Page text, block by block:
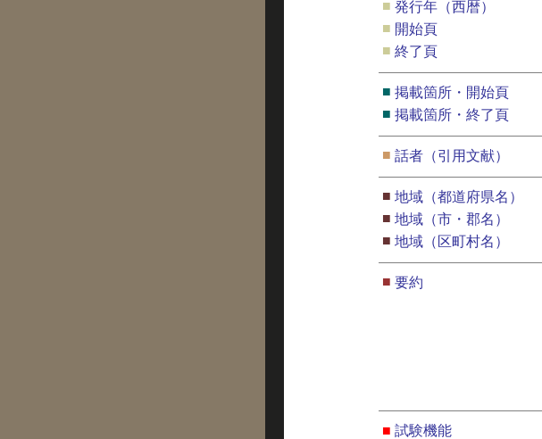
■ 発行年（西暦）
■ 開始頁
■ 終了頁
■ 掲載箇所・開始頁
■ 掲載箇所・終了頁
■ 話者（引用文献）
■ 地域（都道府県名）
■ 地域（市・郡名）
■ 地域（区町村名）
■ 要約
■ 試験機能